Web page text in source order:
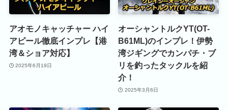
アオモノキャッチャー ハイ
アピール徹底インプレ【港
湾＆ショア対応】
2025年6月19日
オーシャントルクYT(OT-
B61ML)のインプレ！伊勢
湾ジギングでカンパチ・ブ
リを釣ったタックルを紹
介！
2025年3月6日